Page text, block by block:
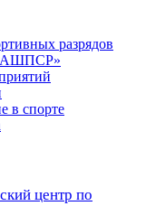
разрядов
в спорте
центр по